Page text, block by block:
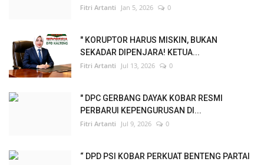
Fitri Artanti Jan 5, 2026 0
" KORUPTOR HARUS MISKIN, BUKAN
SEKADAR DIPENJARA! KETUA...
Fitri Artanti Jul 13, 2026 0
" DPC GERBANG DAYAK KOBAR RESMI
PERBARUI KEPENGURUSAN DI...
Fitri Artanti Jul 9, 2026 0
“ DPD PSI KOBAR PERKUAT BENTENG PARTAI